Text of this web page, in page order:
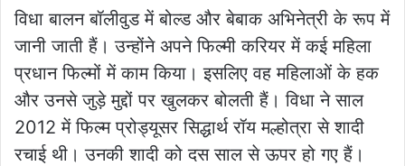
विधा बालन बॉलीवुड में बोल्ड और बेबाक अभिनेत्री के रूप में
जानी जाती हैं। उन्होंने अपने फिल्मी करियर में कई महिला
प्रधान फिल्मों में काम किया। इसलिए वह महिलाओं के हक
और उनसे जुड़े मुद्दों पर खुलकर बोलती हैं। विधा ने साल
2012 में फिल्म प्रोड्यूसर सिद्धार्थ रॉय मल्होत्रा से शादी
रचाई थी। उनकी शादी को दस साल से ऊपर हो गए हैं।